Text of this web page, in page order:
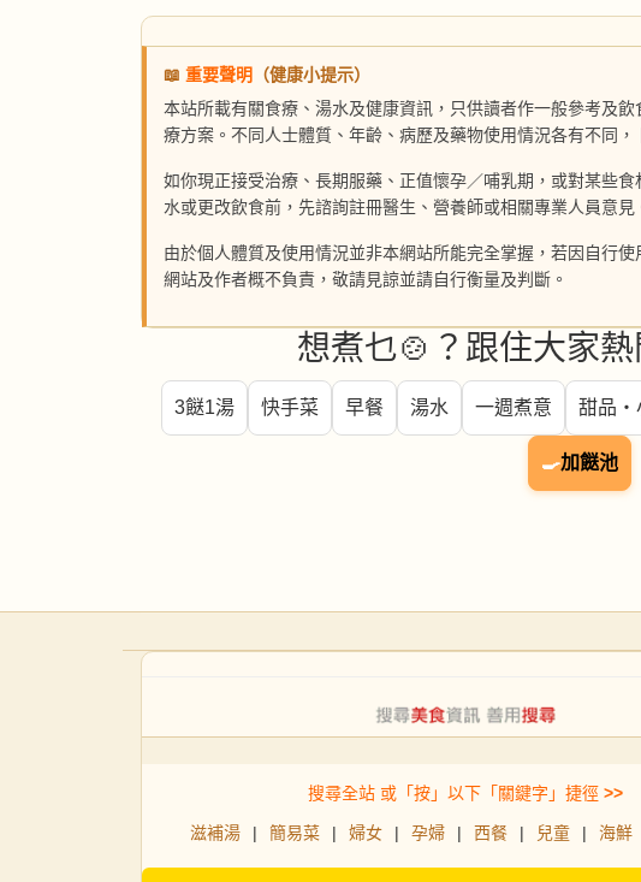
📖 重要聲明
（健康小提示）
本站所載有關食療、湯水及健康資訊，只供讀者作一般參考及
療方案。不同人士體質、年齡、病歷及藥物使用情況各有不同
如你現正接受治療、長期服藥、正值懷孕／哺乳期，或對某些
水或更改飲食前，先諮詢註冊醫生、營養師或相關專業人員意見
由於個人體質及使用情況並非本網站所能完全掌握，若因自行
網站及作者概不負責，敬請見諒並請自行衡量及判斷。
想煮乜🍲？跟住大家熱
3餸1湯 快手菜 早餐 湯水 一週煮意 甜品・
🍳加餸池
搜尋全站 或「按」以下「關鍵字」捷徑 >>
滋補湯 | 簡易菜 | 婦女 | 孕婦 | 西餐 | 兒童 | 海鮮